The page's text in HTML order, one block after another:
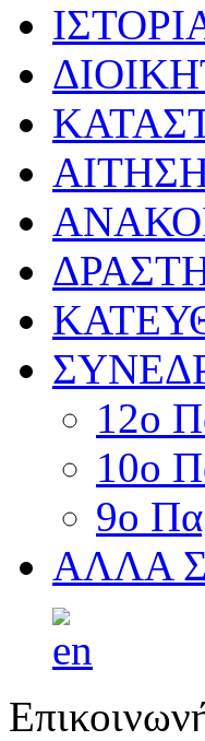
12o
10o
9ο
ΑΛΛΑ